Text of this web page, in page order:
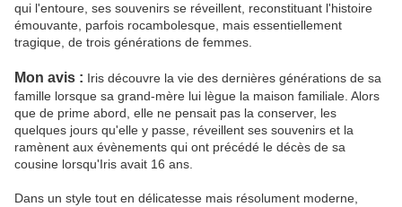
qui l'entoure, ses souvenirs se réveillent, reconstituant l'histoire
émouvante, parfois rocambolesque, mais essentiellement
tragique, de trois générations de femmes.
Mon avis : Iris découvre la vie des dernières générations de sa
famille lorsque sa grand-mère lui lègue la maison familiale. Alors
que de prime abord, elle ne pensait pas la conserver, les
quelques jours qu'elle y passe, réveillent ses souvenirs et la
ramènent aux évènements qui ont précédé le décès de sa
cousine lorsqu'Iris avait 16 ans.
Dans un style tout en délicatesse mais résolument moderne,